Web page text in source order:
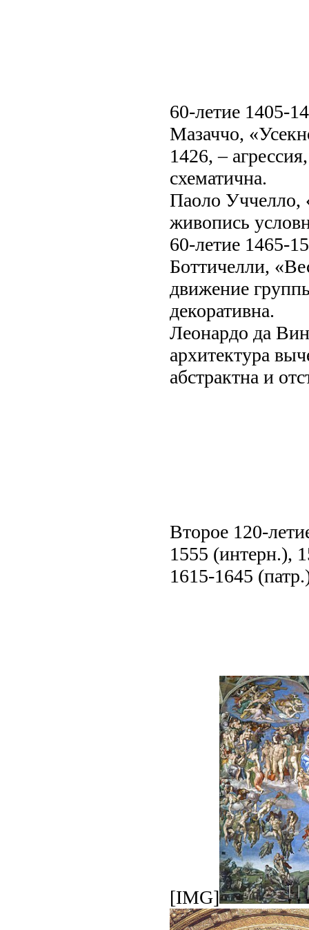
60-летие 1405-
Мазаччо,
1426, –
схематична.
Паоло Уччелло,
живопись
60-летие 1465-
Боттичелли,
движение
декоративна.
Леонардо да
архитектура
абстрактна и
Второе 120-
1555 (интерн.),
1615-1645
[IMG]